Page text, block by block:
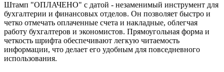
Штамп "ОПЛАЧЕНО" с датой - незаменимый инструмент для
бухгалтерии и финансовых отделов. Он позволяет быстро и
четко отмечать оплаченные счета и накладные, облегчая
работу бухгалтеров и экономистов. Прямоугольная форма и
четкость шрифта обеспечивают легкую читаемость
информации, что делает его удобным для повседневного
использования.